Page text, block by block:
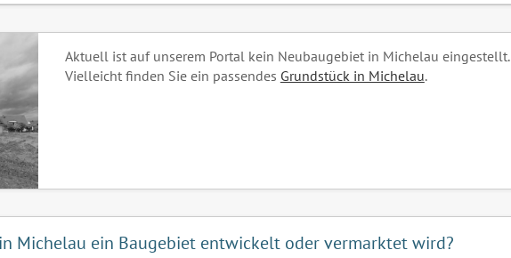
Aktuell ist auf unserem Portal kein Neubaugebiet in Michelau eingestellt.
Vielleicht finden Sie ein passendes Grundstück in Michelau.
Michelau ein Baugebiet entwickelt oder vermarktet wird?